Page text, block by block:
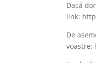
Dacă
link:
De
voastre: